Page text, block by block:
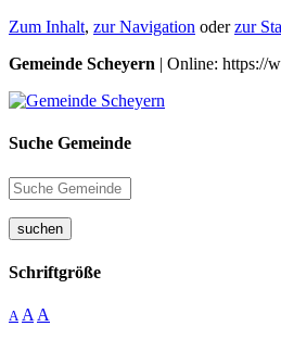
Zum Inhalt, zur Navigation oderzur
Gemeinde Scheyern | Online: https://
Suche Gemeinde
suchen
Schriftgröße
A A A